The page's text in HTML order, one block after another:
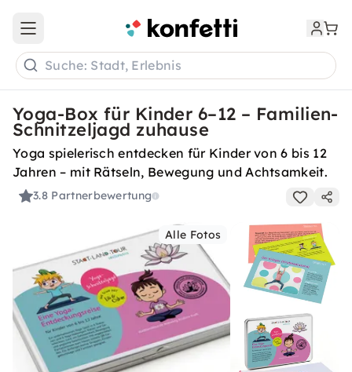
Open main menu
Suche: Stadt, Erlebnis
Yoga-Box für Kinder 6–12 – Familien-
Schnitzeljagd zuhause
Yoga spielerisch entdecken für Kinder von 6 bis 12
Jahren – mit Rätseln, Bewegung und Achtsamkeit.
3.8 Partnerbewertung
Alle Fotos